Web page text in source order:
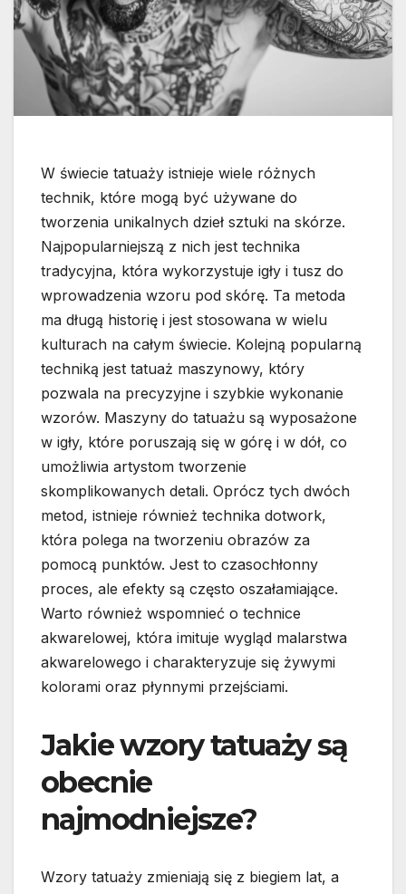
W świecie tatuaży istnieje wiele różnych
technik, które mogą być używane do
tworzenia unikalnych dzieł sztuki na skórze.
Najpopularniejszą z nich jest technika
tradycyjna, która wykorzystuje igły i tusz do
wprowadzenia wzoru pod skórę. Ta metoda
ma długą historię i jest stosowana w wielu
kulturach na całym świecie. Kolejną popularną
techniką jest tatuaż maszynowy, który
pozwala na precyzyjne i szybkie wykonanie
wzorów. Maszyny do tatuażu są wyposażone
w igły, które poruszają się w górę i w dół, co
umożliwia artystom tworzenie
skomplikowanych detali. Oprócz tych dwóch
metod, istnieje również technika dotwork,
która polega na tworzeniu obrazów za
pomocą punktów. Jest to czasochłonny
proces, ale efekty są często oszałamiające.
Warto również wspomnieć o technice
akwarelowej, która imituje wygląd malarstwa
akwarelowego i charakteryzuje się żywymi
kolorami oraz płynnymi przejściami.
Jakie wzory tatuaży są
obecnie
najmodniejsze?
Wzory tatuaży zmieniają się z biegiem lat, a